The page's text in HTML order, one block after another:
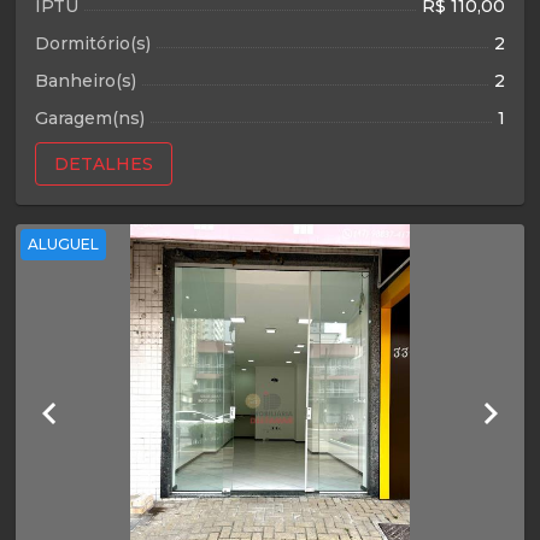
IPTU
R$ 110,00
Dormitório(s)
2
Banheiro(s)
2
Garagem(ns)
1
DETALHES
ALUGUEL
keyboard_arrow_left keyboard_arrow_right